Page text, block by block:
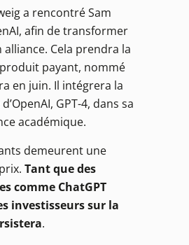
a rencontré Sam
afin de transformer
Cela prendra la
payant, nommé
en juin. Il intégrera la
GPT-4, dans sa
académique.
demeurent une
Tant que des
comme ChatGPT
investisseurs sur la
.